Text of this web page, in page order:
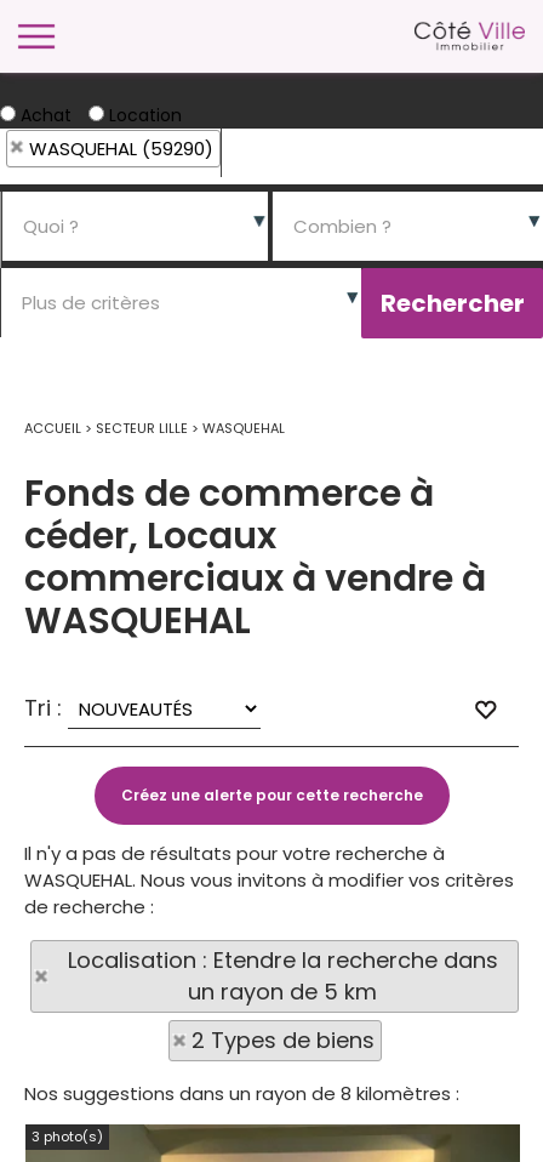
Achat Location
WASQUEHAL (59290)
ACCUEIL > SECTEUR LILLE > WASQUEHAL
Fonds de commerce à
céder, Locaux
commerciaux à vendre à
WASQUEHAL
Tri :
Il n'y a pas de résultats pour votre recherche à
WASQUEHAL. Nous vous invitons à modifier vos critères
de recherche :
Localisation : Etendre la recherche dans
un rayon de 5 km
2 Types de biens
Nos suggestions dans un rayon de 8 kilomètres :
3 photo(s)